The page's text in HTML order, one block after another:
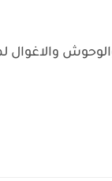
والاغوال